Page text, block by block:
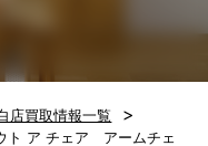
店買取情報一覧 >
ア チェア アームチェ